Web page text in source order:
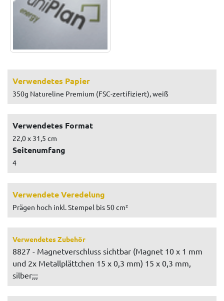
Verwendetes Papier
350g Natureline Premium (FSC-zertifiziert), weiß
Verwendetes Format
22,0 x 31,5 cm
Seitenumfang
4
Verwendete Veredelung
Prägen hoch inkl. Stempel bis 50 cm²
Verwendetes Zubehör
8827 - Magnetverschluss sichtbar (Magnet 10 x 1 mm
und 2x Metallplättchen 15 x 0,3 mm) 15 x 0,3 mm,
silber;;;